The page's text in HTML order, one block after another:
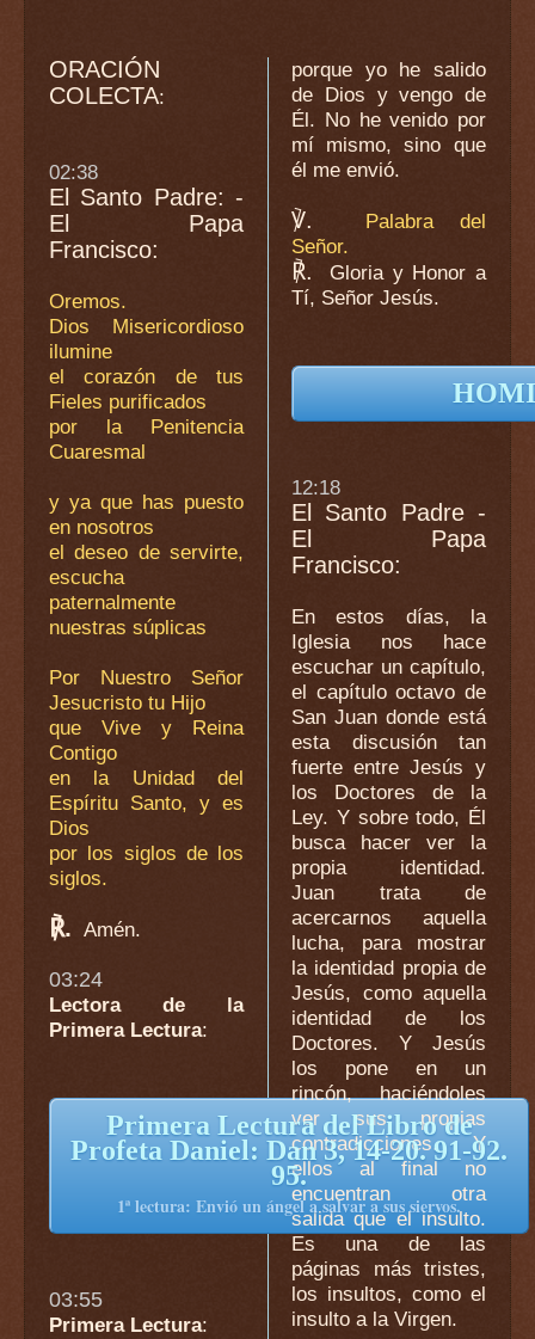
ORACIÓN
COLECTA:
02:38
El Santo Padre: -
El Papa
Francisco:
Oremos.
Dios Misericordioso
ilumine
el corazón de tus
Fieles purificados
por la Penitencia
Cuaresmal
y ya que has puesto
en nosotros
el deseo de servirte,
escucha
paternalmente
nuestras súplicas
Por Nuestro Señor
Jesucristo tu Hijo
que Vive y Reina
Contigo
en la Unidad del
Espíritu Santo, y es
Dios
por los siglos de los
siglos.
℟. Amén.
03:24
Lectora de la
Primera Lectura:
Primera Lectura del Libro de
Profeta Daniel: Dan 3, 14-20. 91-92.
95.
1ª lectura: Envió un ángel a salvar a sus siervos.
03:55
Primera Lectura:
porque yo he salido
de Dios y vengo de
Él. No he venido por
mí mismo, sino que
él me envió.
℣.
Palabra del
Señor.
℟.
Gloria y Honor a
Tí, Señor Jesús.
12:18
El Santo Padre -
El Papa
Francisco:
En estos días, la
Iglesia nos hace
escuchar un capítulo,
el capítulo octavo de
San Juan donde está
esta discusión tan
fuerte entre Jesús y
los Doctores de la
Ley. Y sobre todo, Él
busca hacer ver la
propia identidad.
Juan trata de
acercarnos aquella
lucha, para mostrar
la identidad propia de
Jesús, como aquella
identidad de los
Doctores. Y Jesús
los pone en un
rincón, haciéndoles
ver sus propias
contradicciones. Y
ellos al final no
encuentran otra
salida que el insulto.
Es una de las
páginas más tristes,
los insultos, como el
insulto a la Virgen.